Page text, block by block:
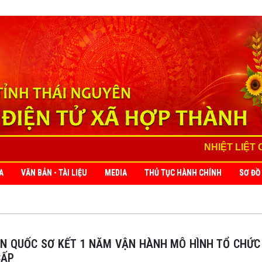
NHIỆT LIỆT CHÀO MỪNG 81
VĂN BẢN - TÀI LIỆU MEDIA THỦ TỤC HÀNH CHÍNH SƠ